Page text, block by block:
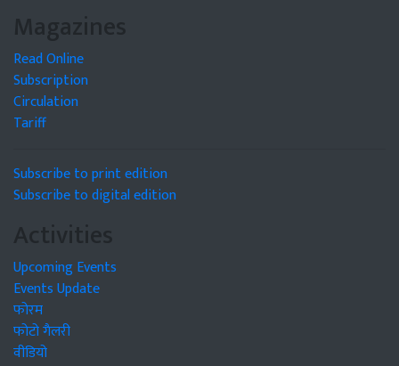
Magazines
Read Online
Subscription
Circulation
Tariff
Subscribe to print edition
Subscribe to digital edition
Activities
Upcoming Events
Events Update
फोरम
फोटो गैलरी
वीडियो